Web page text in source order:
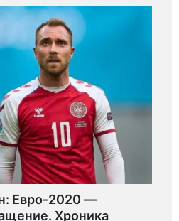
Евро‑2020 —
Хроника